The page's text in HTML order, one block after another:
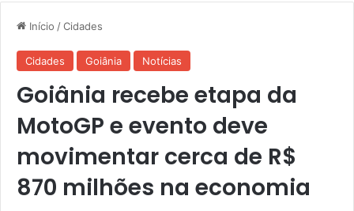
Início /Cidades
Cidades Goiânia Notícias
Goiânia recebe etapa da
MotoGP e evento deve
movimentar cerca de R$
870 milhões na economia